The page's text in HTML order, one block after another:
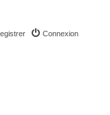
Connexion